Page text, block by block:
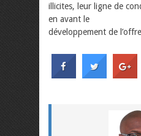
illicites, leur ligne de
en avant le
développement de